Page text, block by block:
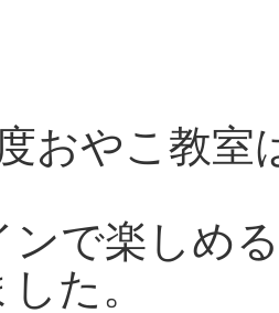
おやこ教室
ンで楽しめ
た。